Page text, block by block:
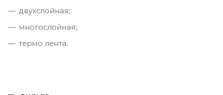
двухслойная;
многослойная;
термо лента.